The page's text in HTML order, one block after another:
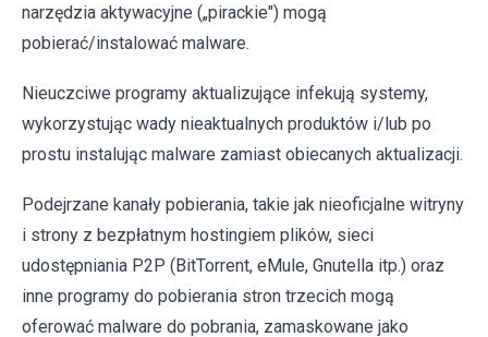
narzędzia aktywacyjne („pirackie") mogą
pobierać/instalować malware.
Nieuczciwe programy aktualizujące infekują systemy,
wykorzystując wady nieaktualnych produktów i/lub po
prostu instalując malware zamiast obiecanych aktualizacji.
Podejrzane kanały pobierania, takie jak nieoficjalne witryny
i strony z bezpłatnym hostingiem plików, sieci
udostępniania P2P (BitTorrent, eMule, Gnutella itp.) oraz
inne programy do pobierania stron trzecich mogą
oferować malware do pobrania, zamaskowane jako